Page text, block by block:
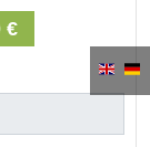
€